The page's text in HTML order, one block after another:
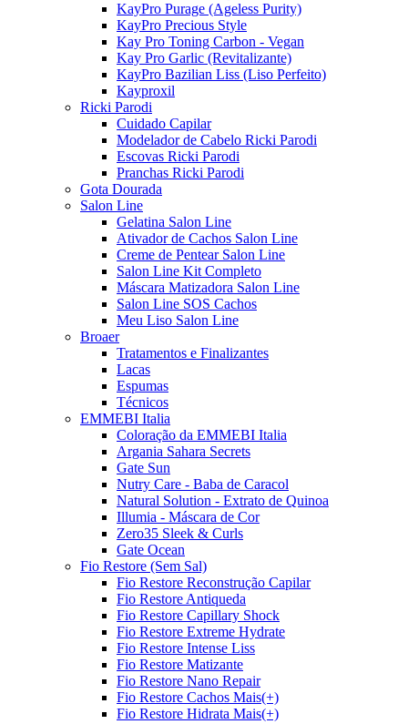
KayPro Purage (Ageless Purity)
KayPro Precious Style
Kay Pro Toning Carbon - Vegan
Kay Pro Garlic (Revitalizante)
KayPro Bazilian Liss (Liso Perfeito)
Kayproxil
Ricki Parodi
Cuidado Capilar
Modelador de Cabelo Ricki Parodi
Escovas Ricki Parodi
Pranchas Ricki Parodi
Gota Dourada
Salon Line
Gelatina Salon Line
Ativador de Cachos Salon Line
Creme de Pentear Salon Line
Salon Line Kit Completo
Máscara Matizadora Salon Line
Salon Line SOS Cachos
Meu Liso Salon Line
Broaer
Tratamentos e Finalizantes
Lacas
Espumas
Técnicos
EMMEBI Italia
Coloração da EMMEBI Italia
Argania Sahara Secrets
Gate Sun
Nutry Care - Baba de Caracol
Natural Solution - Extrato de Quinoa
Illumia - Máscara de Cor
Zero35 Sleek & Curls
Gate Ocean
Fio Restore (Sem Sal)
Fio Restore Reconstrução Capilar
Fio Restore Antiqueda
Fio Restore Capillary Shock
Fio Restore Extreme Hydrate
Fio Restore Intense Liss
Fio Restore Matizante
Fio Restore Nano Repair
Fio Restore Cachos Mais(+)
Fio Restore Hidrata Mais(+)